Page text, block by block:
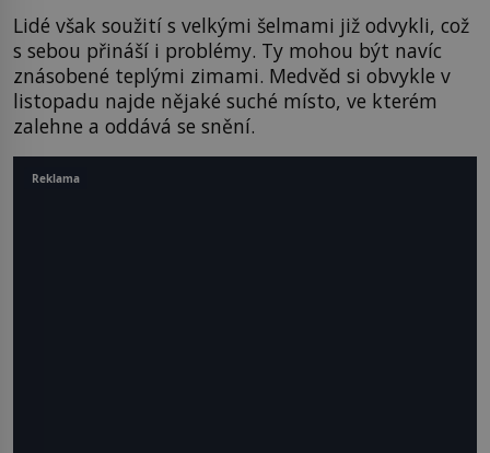
Lidé však soužití s velkými šelmami již odvykli, což
s sebou přináší i problémy. Ty mohou být navíc
znásobené teplými zimami. Medvěd si obvykle v
listopadu najde nějaké suché místo, ve kterém
zalehne a oddává se snění.
Reklama